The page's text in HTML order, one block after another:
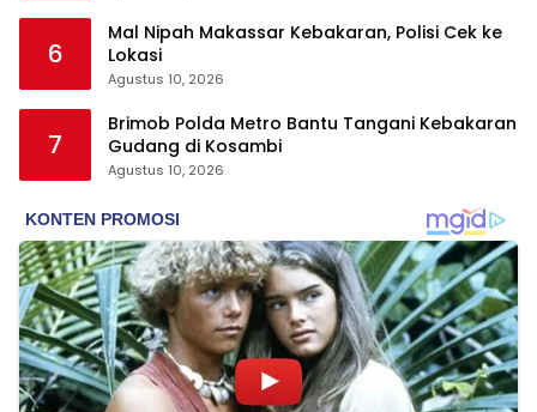
6
Mal Nipah Makassar Kebakaran, Polisi Cek ke
Lokasi
Agustus 10, 2026
7
Brimob Polda Metro Bantu Tangani Kebakaran
Gudang di Kosambi
Agustus 10, 2026